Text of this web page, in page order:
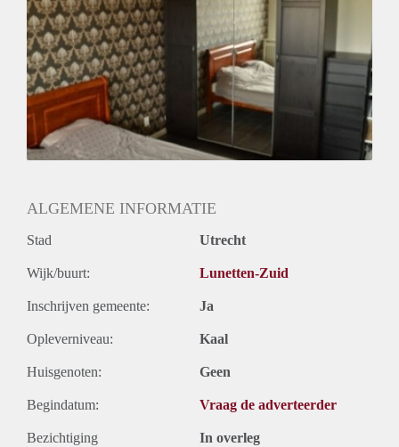
N.V.T.
Huurtermijn
Onbepaalde termijn
Oplevering
Gestoffeerd
ALGEMENE INFORMATIE
Stad Utrecht
Wijk/buurt: Lunetten-Zuid
Inschrijven gemeente: Ja
Opleverniveau: Kaal
Huisgenoten: Geen
Begindatum: Vraag de adverteerder
Bezichtiging In overleg